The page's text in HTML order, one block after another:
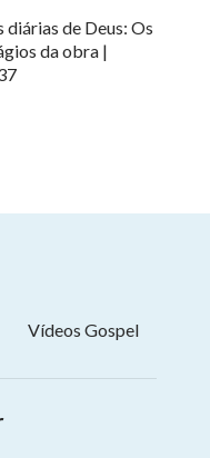
diárias de Deus: Os
da obra |
Vídeos Gospel